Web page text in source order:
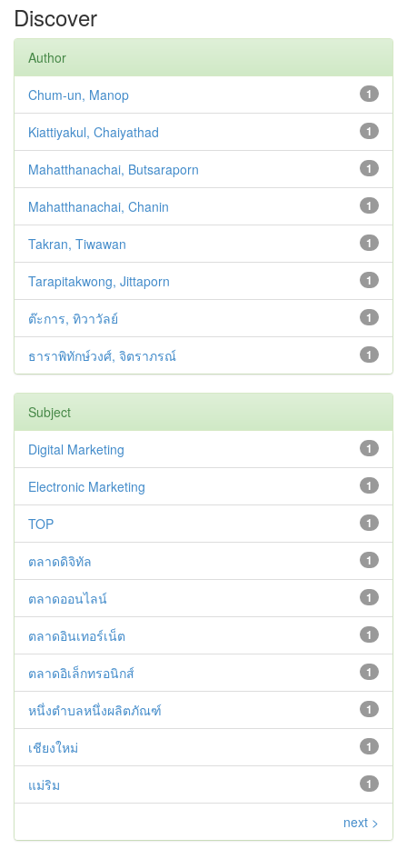
Discover
Author
1
Chum-un, Manop
1
Kiattiyakul, Chaiyathad
1
Mahatthanachai, Butsaraporn
1
Mahatthanachai, Chanin
1
Takran, Tiwawan
1
Tarapitakwong, Jittaporn
1
ต๊ะการ, ทิวาวัลย์
1
ธาราพิทักษ์วงศ์, จิตราภรณ์
Subject
1
Digital Marketing
1
Electronic Marketing
1
TOP
1
ตลาดดิจิทัล
1
ตลาดออนไลน์
1
ตลาดอินเทอร์เน็ต
1
ตลาดอิเล็กทรอนิกส์
1
หนึ่งตำบลหนึ่งผลิตภัณฑ์
1
เชียงใหม่
1
แม่ริม
next >